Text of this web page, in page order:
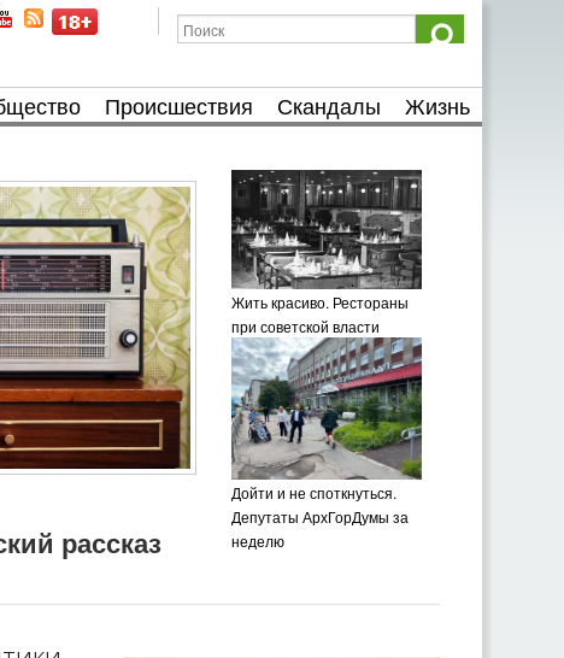
Происшествия Скандалы Жизнь
рассказ
Жить красиво. Рестораны
при советской власти
Дойти и не споткнуться.
Депутаты АрхГорДумы за
неделю